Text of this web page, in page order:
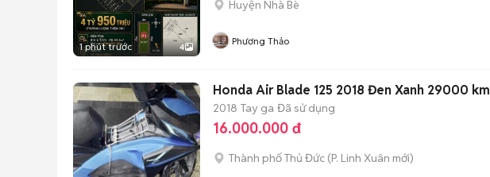
1 phút trước 4
Huyện Nhà Bè
Phương Thảo
Honda Air Blade 125 2018 Đen Xanh 29000 km
2018 Tay ga Đã sử dụng
16.000.000 đ
Thành phố Thủ Đức (P. Linh Xuân mới)